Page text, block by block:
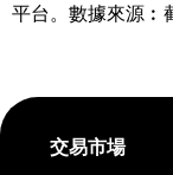
平台。數據來源︰
交易市場